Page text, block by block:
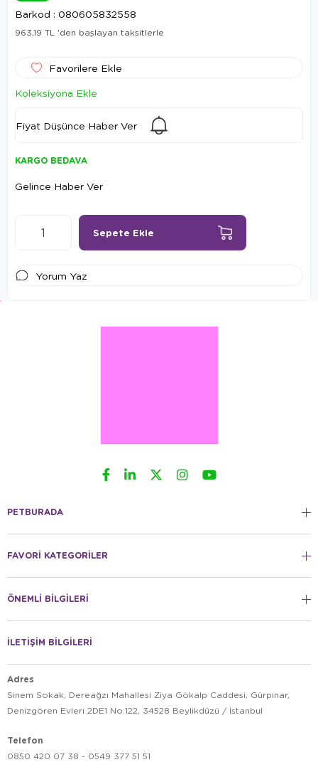
Barkod : 080605832558
963,19 TL 'den başlayan taksitlerle
Favorilere Ekle
Koleksiyona Ekle
Fiyat Düşünce Haber Ver
KARGO BEDAVA
Gelince Haber Ver
Yorum Yaz
PETBURADA
FAVORİ KATEGORİLER
ÖNEMLİ BİLGİLERİ
İLETİŞİM BİLGİLERİ
Adres
Sinem Sokak, Dereağzı Mahallesi Ziya Gökalp Caddesi, Gürpınar,
Denizgören Evleri 2DE1 No:122, 34528 Beylikdüzü / İstanbul
Telefon
0850 420 07 38 - 0549 377 51 51